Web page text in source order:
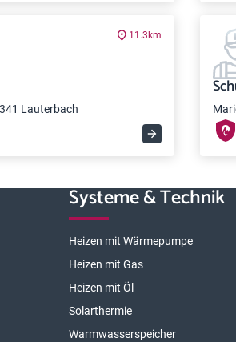
11.3km
Lauterbach
Systeme & Technik
Heizen mit Wärmepumpe
Heizen mit Gas
Heizen mit Öl
Solarthermie
Warmwasserspeicher